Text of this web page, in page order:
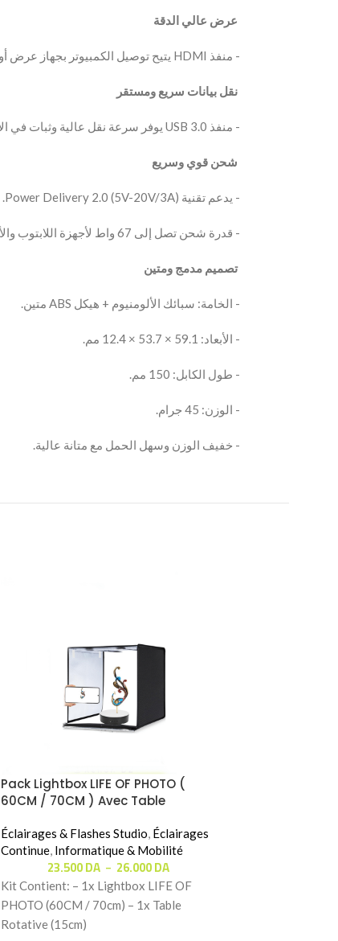
‫ عرض عالي الدقة
‫- منفذ HDMI يتيح توصيل الكمبيوتر بجهاز عرض أو شاشة أو تلفزيون HD بسهولة.
‫ نقل بيانات سريع ومستقر
‫- منفذ USB 3.0 يوفر سرعة نقل عالية وثبات في الأداء.
‫ شحن قوي وسريع
‫- يدعم تقنية Power Delivery 2.0 (5V-20V/3A).
‫- قدرة شحن تصل إلى 67 واط لأجهزة اللابتوب والأجهزة المتوافقة.
‫ تصميم مدمج ومتين
‫- الخامة: سبائك الألومنيوم + هيكل ABS متين.
‫- الأبعاد: 59.1 × 53.7 × 12.4 مم.
‫- طول الكابل: 150 مم.
‫- الوزن: 45 جرام.
‫- خفيف الوزن وسهل الحمل مع متانة عالية.
Pack Lightbox LIFE OF PHOTO (
60CM / 70CM ) Avec Table
Éclairages & Flashes Studio Éclairages
Continue Informatique & Mobilité
23.500DA – 26.000DA
Kit Contient: – 1x Lightbox LIFE OF
PHOTO (60CM / 70cm) – 1x Table
Rotative (15cm)